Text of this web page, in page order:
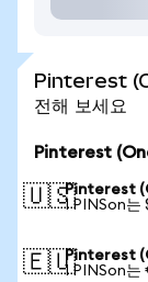
Pinterest
전해 보세요
Pinterest
🇺🇸Pinterest
1 PINSon는
🇪🇺Pinterest
1 PINSon